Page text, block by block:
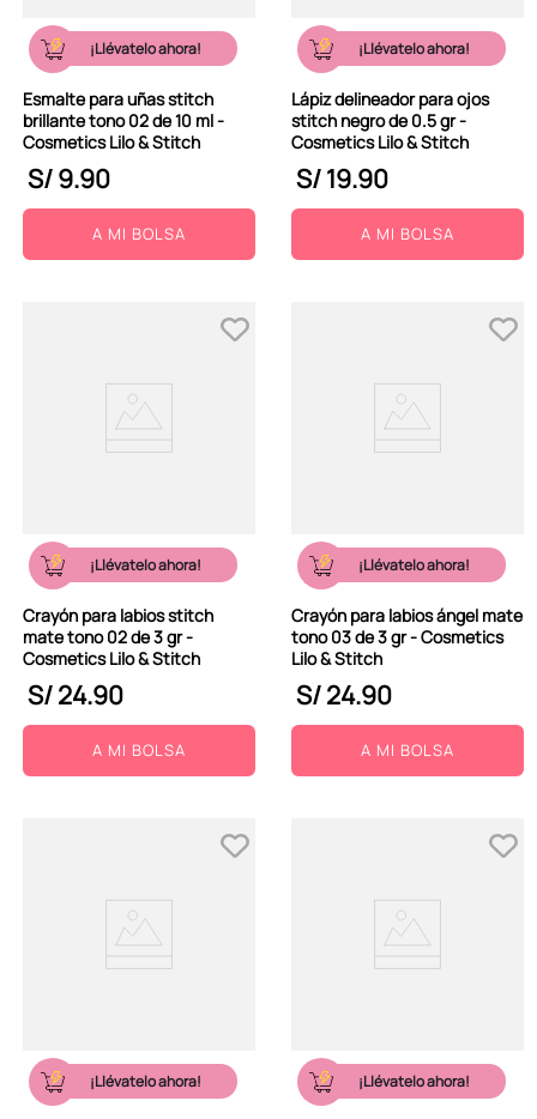
¡Llévatelo ahora!
Esmalte para uñas stitch
brillante tono 02 de 10 ml -
Cosmetics Lilo & Stitch
S/9.90
A MI BOLSA
¡Llévatelo ahora!
Lápiz delineador para ojos
stitch negro de 0.5 gr -
Cosmetics Lilo & Stitch
S/19.90
A MI BOLSA
¡Llévatelo ahora!
Crayón para labios stitch
mate tono 02 de 3 gr -
Cosmetics Lilo & Stitch
S/24.90
A MI BOLSA
¡Llévatelo ahora!
Crayón para labios ángel mate
tono 03 de 3 gr - Cosmetics
Lilo & Stitch
S/24.90
A MI BOLSA
¡Llévatelo ahora! ¡Llévatelo ahora!